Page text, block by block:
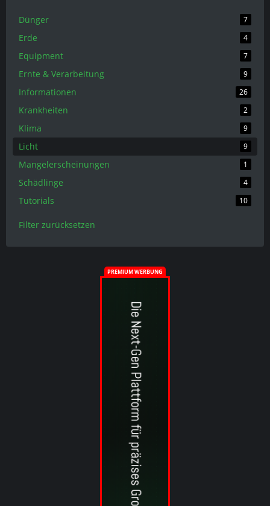
Dünger 7
Erde 4
Equipment 7
Ernte & Verarbeitung 9
Informationen 26
Krankheiten 2
Klima 9
Licht 9
Mangelerscheinungen 1
Schädlinge 4
Tutorials 10
Filter zurücksetzen
PREMIUM WERBUNG